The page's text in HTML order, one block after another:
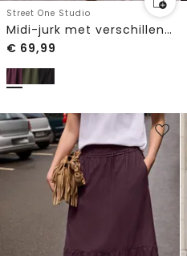
Street One Studio
Midi-jurk met verschillende texturen en ronde hals
€ 69,99